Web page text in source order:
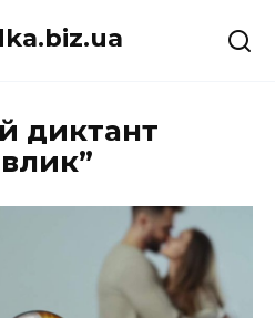
диктант